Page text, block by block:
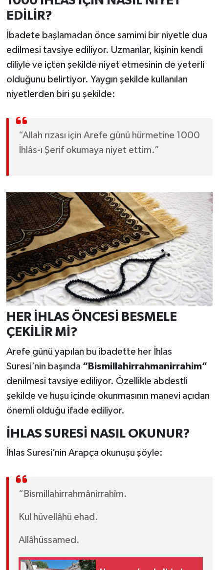
EDİLİR?
İbadete başlamadan önce samimi bir niyetle dua
edilmesi tavsiye ediliyor. Uzmanlar, kişinin kendi
diliyle ve içten şekilde niyet etmesinin de yeterli
olduğunu belirtiyor. Yaygın şekilde kullanılan
niyetlerden biri şu şekilde:
“Allah rızası için Arefe günü hürmetine 1000
İhlâs-ı Şerif okumaya niyet ettim.”
HER İHLAS ÖNCESİ BESMELE
ÇEKİLİR Mİ?
Arefe günü yapılan bu ibadette her İhlas
Suresi’nin başında “Bismillahirrahmanirrahim”
denilmesi tavsiye ediliyor. Özellikle abdestli
şekilde ve huşu içinde okunmasının manevi açıdan
önemli olduğu ifade ediliyor.
İHLAS SURESİ NASIL OKUNUR?
İhlas Suresi’nin Arapça okunuşu şöyle:
“Bismillahirrahmânirrahîm.
Kul hüvellâhü ehad.
Allâhüssamed.